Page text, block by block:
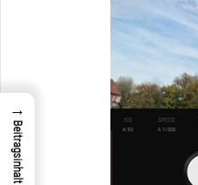
→
Beitragsinhalt